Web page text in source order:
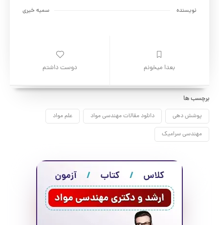
نویسنده
سمیه خیری
بعدا میخونم دوست داشتم
برچسب ها
پوشش دهی دانلود مقالات مهندسی مواد علم مواد
مهندسی سرامیک